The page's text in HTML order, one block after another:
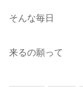
そんな毎日
来るの願って